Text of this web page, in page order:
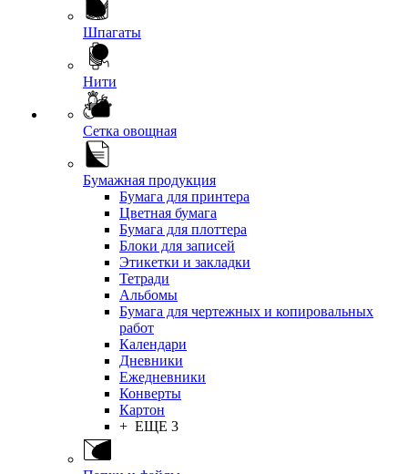
Шпагаты
Нити
Сетка овощная
Бумажная продукция
Бумага для принтера
Цветная бумага
Бумага для плоттера
Блоки для записей
Этикетки и закладки
Тетради
Альбомы
Бумага для чертежных и копировальных
работ
Календари
Дневники
Ежедневники
Конверты
Картон
+ ЕЩЕ 3